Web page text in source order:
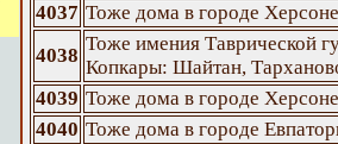
4037 Тоже дома в городе
4038
Тоже имения Таврической
Копкары: Шайтан,
4039 Тоже дома в городе
4040 Тоже дома в городе